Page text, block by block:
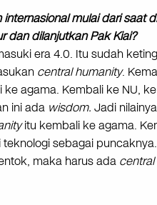
mulai dari saat
dan dilanjutkan Pak Kiai?
era 4.0. Itu sudah
central humanity.
agama. Kembali ke NU, ke
ini ada wisdom. Jadi
itu kembali ke agama.
teknologi sebagai
maka harus ada